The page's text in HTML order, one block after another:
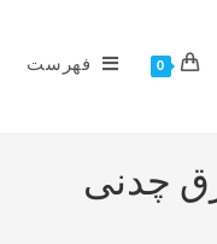
0 فهرست
چدنی